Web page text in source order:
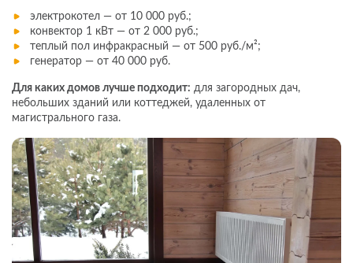
электрокотел — от 10 000 руб.;
конвектор 1 кВт — от 2 000 руб.;
теплый пол инфракрасный — от 500 руб./м²;
генератор — от 40 000 руб.
Для каких домов лучше подходит: для загородных дач,
небольших зданий или коттеджей, удаленных от
магистрального газа.